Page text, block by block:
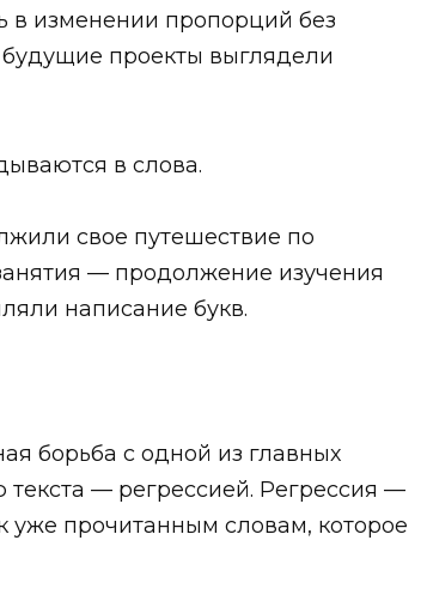
в изменении пропорций без
проекты выглядели
в слова.
свое путешествие по
— продолжение изучения
написание букв.
борьба с одной из главных
— регрессией. Регрессия —
уже прочитанным словам, которое